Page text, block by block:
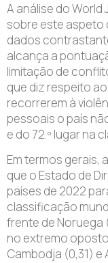
A análise do
sobre este aspeto
dados
alcança a
limitação de
que diz respeito
recorrerem à
pessoais o país
e do 72.º lugar na
Em termos gerais,
que o Estado de
países de 2022
classificação
frente de Noruega
no extremo
Cambodja (0,31)